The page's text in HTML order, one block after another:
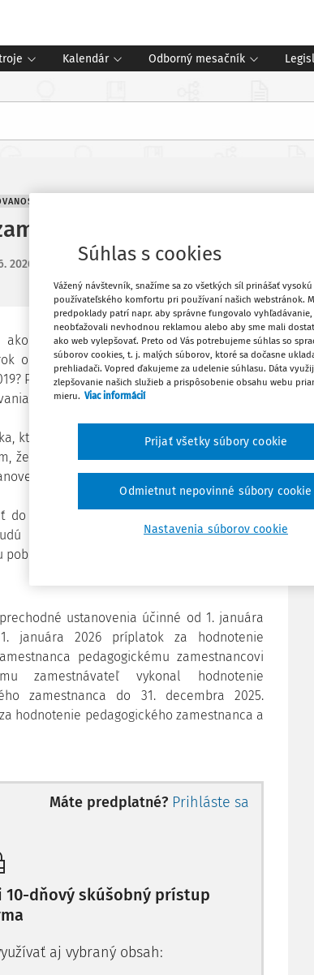
Kalendár Odborný mesačník
a priznanie
2026 4 minúty čítania
začínajúci pedagogický zamestnanec.
od apríla 2026 na priznanie príplatku za
Prípadne mala nárok už od januára 2026?
nebola. Hodnotenie jej bolo udelené až
ktorá prišla v marci 2026? Hodnotená bola
že hodnotenie je neprenosné hovorí § 13c
zákona je tiež napísané, že postup
školy 1. 9. 2026. Odkedy môžu poberať
hodnotení v priebehu školského roka
poberať tento príplatok?
ustanovenia účinné od 1. januára
januára 2026 príplatok za hodnotenie
pedagogickému zamestnancovi
zamestnávateľ vykonal hodnotenie
zamestnanca do 31. decembra 2025.
hodnotenie pedagogického zamestnanca a
Máte predplatné? Prihláste sa
dňový skúšobný prístup
aj vybraný obsah:
Súhlas s cookies
Vážený návštevník, snažíme sa zo všetkých síl prinášať
používateľského komfortu pri používaní našich webstránok.
predpoklady patrí napr. aby správne fungovalo vyhľadávanie,
neobťažovali nevhodnou reklamou alebo aby sme mali
ako web vylepšovať. Preto od Vás potrebujeme súhlas so
súborov cookies, t. j. malých súborov, ktoré sa dočasne
prehliadači. Vopred ďakujeme za udelenie súhlasu. Dáta
zlepšovanie našich služieb a prispôsobenie obsahu webu
mieru. Viac informácií
Nastavenia súborov cookie
Odmietnut nepovinné súbory cookie
Prijať všetky súbory cookie